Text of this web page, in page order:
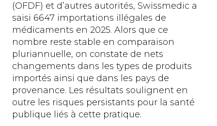
(OFDF) et d’autres autorités, Swissmedic a
saisi 6647 importations illégales de
médicaments en 2025. Alors que ce
nombre reste stable en comparaison
pluriannuelle, on constate de nets
changements dans les types de produits
importés ainsi que dans les pays de
provenance. Les résultats soulignent en
outre les risques persistants pour la santé
publique liés à cette pratique.